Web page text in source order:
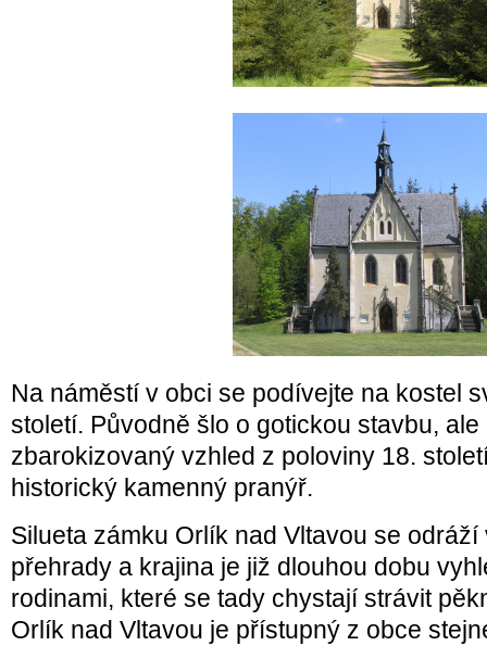
Na náměstí v obci se podívejte na kostel
století. Původně šlo o gotickou stavbu,
zbarokizovaný vzhled z poloviny 18.
historický kamenný pranýř.
Silueta zámku Orlík nad Vltavou se
přehrady a krajina je již dlouhou dobu
rodinami, které se tady chystají strávit
Orlík nad Vltavou je přístupný z obce